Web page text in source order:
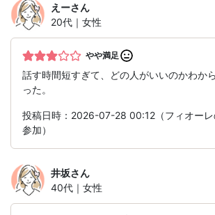
えーさん
20代｜女性
やや満足
話す時間短すぎて、どの人がいいのかわか
った。
投稿日時：2026-07-28 00:12（フィオーレ
参加）
井坂さん
40代｜女性